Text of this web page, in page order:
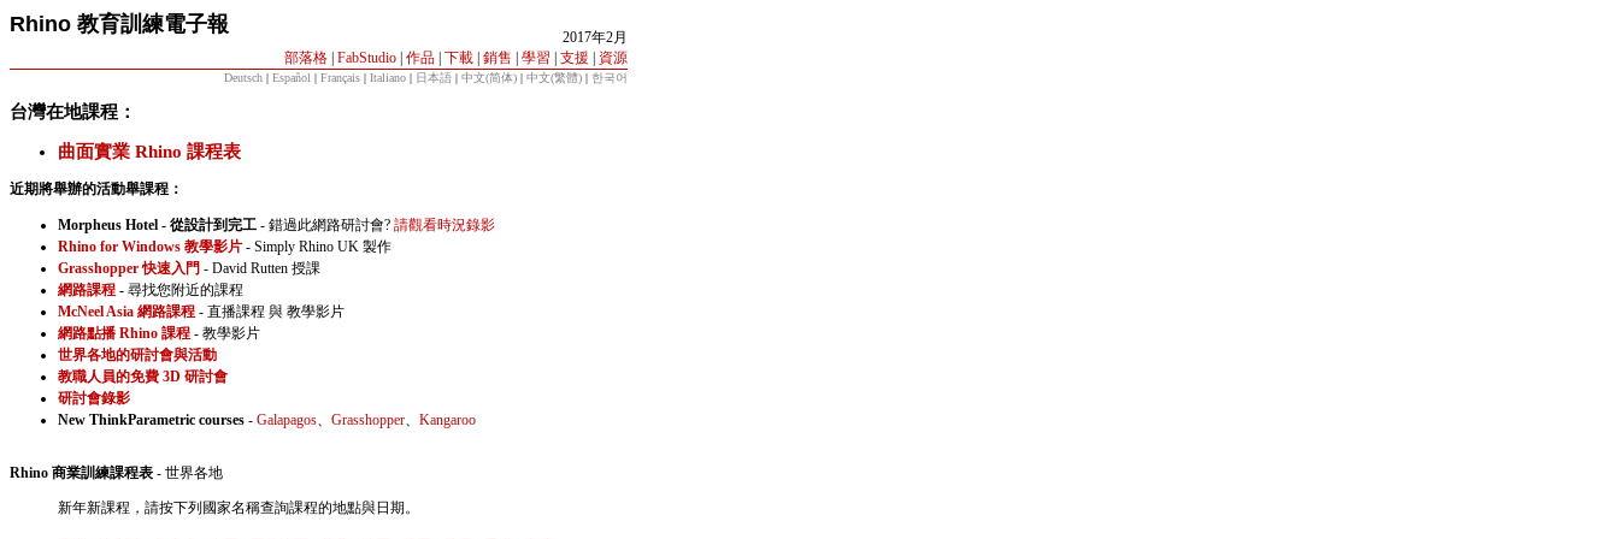
Rhino 教育訓練電子報
2017年2月
部落格 FabStudio 作品 下載 銷售 學習 支援 資源
Deutsch | Español | Français | Italiano | 日本語 | 中文(简体) | 中文(繁體) | 한국어
台灣在地課程：
曲面實業 Rhino 課程表
近期將舉辦的活動舉課程：
Morpheus Hotel - 從設計到完工 - 錯過此網路研討會? 請觀看時況錄影
Rhino for Windows 教學影片 - Simply Rhino UK 製作
Grasshopper 快速入門 - David Rutten 授課
網路課程 - 尋找您附近的課程
McNeel Asia 網路課程 - 直播課程 與 教學影片
網路點播 Rhino 課程 - 教學影片
世界各地的研討會與活動
教職人員的免費 3D 研討會
研討會錄影
New ThinkParametric courses - Galapagos、 Grasshopper、 Kangaroo
Rhino 商業訓練課程表 - 世界各地
新年新課程，請按下列國家名稱查詢課程的地點與日期。